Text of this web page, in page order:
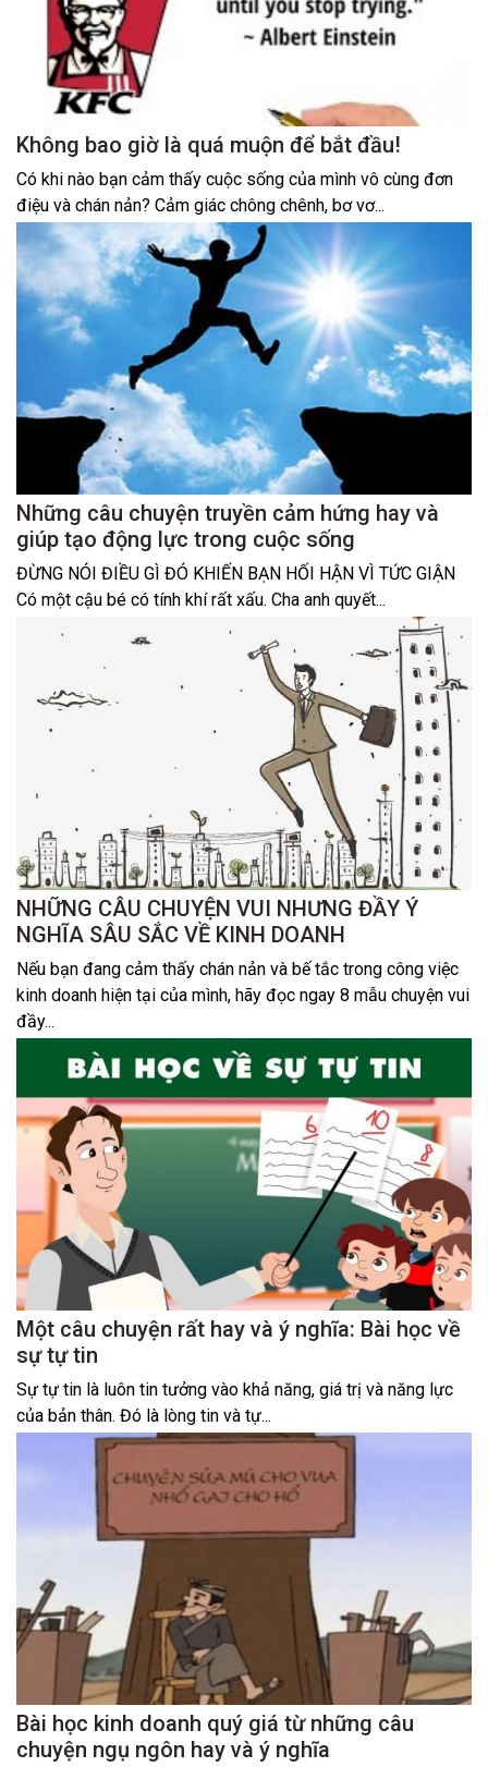
Không bao giờ là quá muộn để bắt đầu!
Có khi nào bạn cảm thấy cuộc sống của mình vô cùng đơn
điệu và chán nản? Cảm giác chông chênh, bơ vơ...
Những câu chuyện truyền cảm hứng hay và
giúp tạo động lực trong cuộc sống
ĐỪNG NÓI ĐIỀU GÌ ĐÓ KHIẾN BẠN HỐI HẬN VÌ TỨC GIẬN
Có một cậu bé có tính khí rất xấu. Cha anh quyết...
NHỮNG CÂU CHUYỆN VUI NHƯNG ĐẦY Ý
NGHĨA SÂU SẮC VỀ KINH DOANH
Nếu bạn đang cảm thấy chán nản và bế tắc trong công việc
kinh doanh hiện tại của mình, hãy đọc ngay 8 mẫu chuyện vui
đầy...
Một câu chuyện rất hay và ý nghĩa: Bài học về
sự tự tin
Sự tự tin là luôn tin tưởng vào khả năng, giá trị và năng lực
của bản thân. Đó là lòng tin và tự...
Bài học kinh doanh quý giá từ những câu
chuyện ngụ ngôn hay và ý nghĩa